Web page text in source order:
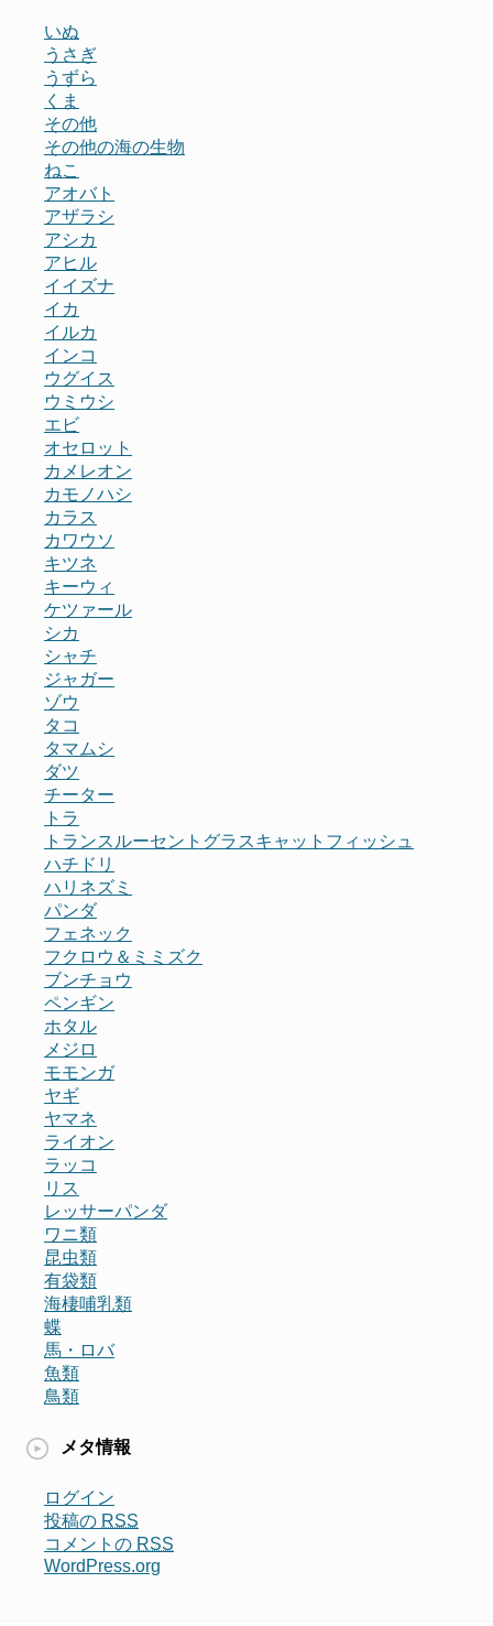
いぬ
うさぎ
うずら
くま
その他
その他の海の生物
ねこ
アオバト
アザラシ
アシカ
アヒル
イイズナ
イカ
イルカ
インコ
ウグイス
ウミウシ
エビ
オセロット
カメレオン
カモノハシ
カラス
カワウソ
キツネ
キーウィ
ケツァール
シカ
シャチ
ジャガー
ゾウ
タコ
タマムシ
ダツ
チーター
トラ
トランスルーセントグラスキャットフィッシュ
ハチドリ
ハリネズミ
パンダ
フェネック
フクロウ＆ミミズク
ブンチョウ
ペンギン
ホタル
メジロ
モモンガ
ヤギ
ヤマネ
ライオン
ラッコ
リス
レッサーパンダ
ワニ類
昆虫類
有袋類
海棲哺乳類
蝶
馬・ロバ
魚類
鳥類
メタ情報
ログイン
投稿の RSS
コメントの RSS
WordPress.org